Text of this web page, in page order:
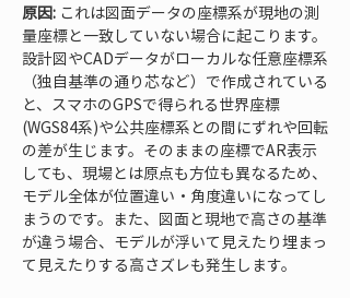
原因: これは図面データの座標系が現地の測
量座標と一致していない場合に起こります。
設計図やCADデータがローカルな任意座標系
（独自基準の通り芯など）で作成されている
と、スマホのGPSで得られる世界座標
(WGS84系)や公共座標系との間にずれや回転
の差が生じます。そのままの座標でAR表示
しても、現場とは原点も方位も異なるため、
モデル全体が位置違い・角度違いになってし
まうのです。また、図面と現地で高さの基準
が違う場合、モデルが浮いて見えたり埋まっ
て見えたりする高さズレも発生します。